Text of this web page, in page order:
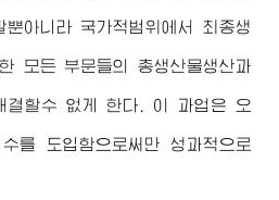
아니라 국가적범위에서 최종생
모든 부문들의 총생산물생산과
결할수 없게 한다. 이 과업은 오
를 도입함으로써만 성과적으로